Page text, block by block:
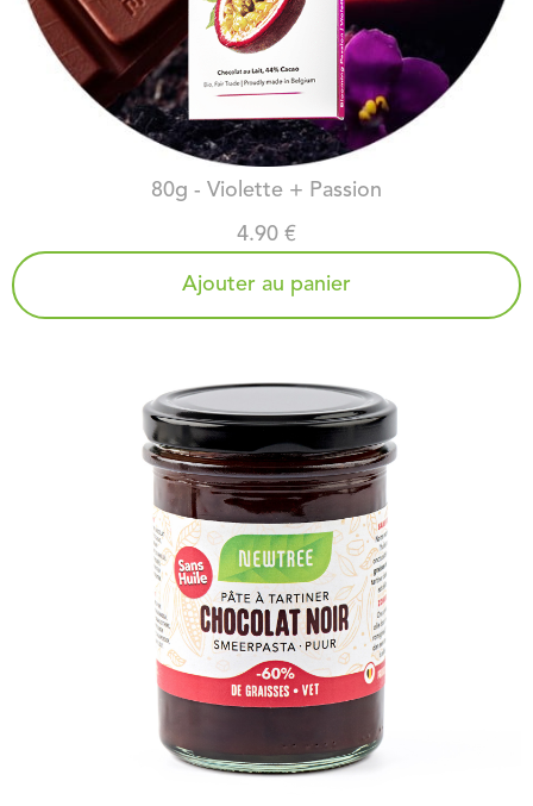
CHOCOLAT AU LAIT BLOOMING PASSION
80g - Violette + Passion
4.90 €
Ajouter au panier